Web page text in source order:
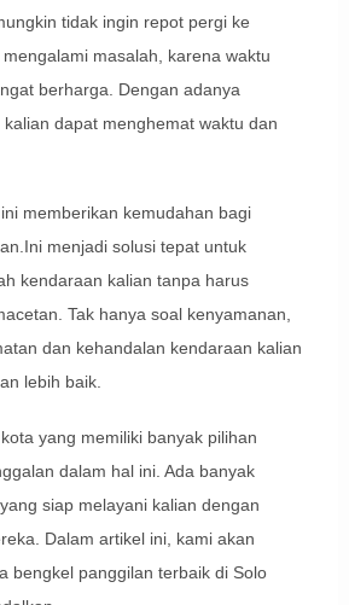
tidak ingin repot pergi ke
masalah, karena waktu
berharga. Dengan adanya
dapat menghemat waktu dan
memberikan kemudahan bagi
menjadi solusi tepat untuk
kendaraan kalian tanpa harus
Tak hanya soal kenyamanan,
dan kehandalan kendaraan kalian
lebih baik.
yang memiliki banyak pilihan
dalam hal ini. Ada banyak
siap melayani kalian dengan
Dalam artikel ini, kami akan
bengkel panggilan terbaik di Solo